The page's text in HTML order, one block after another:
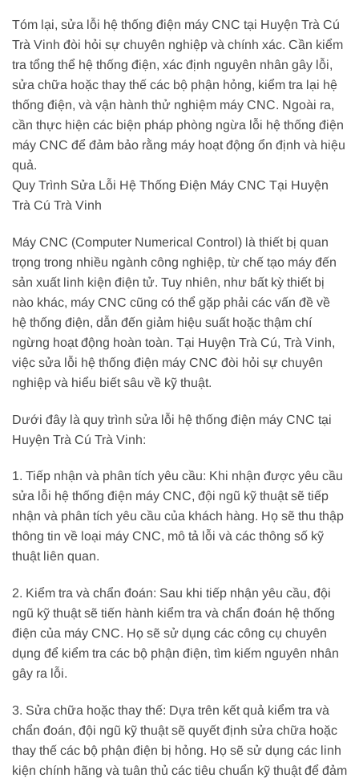
Tóm lại, sửa lỗi hệ thống điện máy CNC tại Huyện Trà Cú
Trà Vinh đòi hỏi sự chuyên nghiệp và chính xác. Cần kiểm
tra tổng thể hệ thống điện, xác định nguyên nhân gây lỗi,
sửa chữa hoặc thay thế các bộ phận hỏng, kiểm tra lại hệ
thống điện, và vận hành thử nghiệm máy CNC. Ngoài ra,
cần thực hiện các biện pháp phòng ngừa lỗi hệ thống điện
máy CNC để đảm bảo rằng máy hoạt động ổn định và hiệu
quả.
Quy Trình Sửa Lỗi Hệ Thống Điện Máy CNC Tại Huyện
Trà Cú Trà Vinh
Máy CNC (Computer Numerical Control) là thiết bị quan
trọng trong nhiều ngành công nghiệp, từ chế tạo máy đến
sản xuất linh kiện điện tử. Tuy nhiên, như bất kỳ thiết bị
nào khác, máy CNC cũng có thể gặp phải các vấn đề về
hệ thống điện, dẫn đến giảm hiệu suất hoặc thậm chí
ngừng hoạt động hoàn toàn. Tại Huyện Trà Cú, Trà Vinh,
việc sửa lỗi hệ thống điện máy CNC đòi hỏi sự chuyên
nghiệp và hiểu biết sâu về kỹ thuật.
Dưới đây là quy trình sửa lỗi hệ thống điện máy CNC tại
Huyện Trà Cú Trà Vinh:
1. Tiếp nhận và phân tích yêu cầu: Khi nhận được yêu cầu
sửa lỗi hệ thống điện máy CNC, đội ngũ kỹ thuật sẽ tiếp
nhận và phân tích yêu cầu của khách hàng. Họ sẽ thu thập
thông tin về loại máy CNC, mô tả lỗi và các thông số kỹ
thuật liên quan.
2. Kiểm tra và chẩn đoán: Sau khi tiếp nhận yêu cầu, đội
ngũ kỹ thuật sẽ tiến hành kiểm tra và chẩn đoán hệ thống
điện của máy CNC. Họ sẽ sử dụng các công cụ chuyên
dụng để kiểm tra các bộ phận điện, tìm kiếm nguyên nhân
gây ra lỗi.
3. Sửa chữa hoặc thay thế: Dựa trên kết quả kiểm tra và
chẩn đoán, đội ngũ kỹ thuật sẽ quyết định sửa chữa hoặc
thay thế các bộ phận điện bị hỏng. Họ sẽ sử dụng các linh
kiện chính hãng và tuân thủ các tiêu chuẩn kỹ thuật để đảm